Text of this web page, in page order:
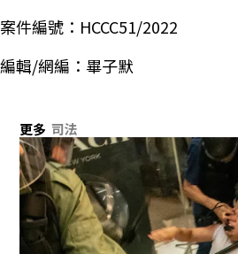
案件編號：HCCC51/2022
編輯/網編：畢子默
更多 司法